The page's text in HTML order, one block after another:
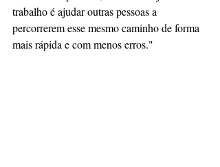
trabalho é ajudar outras pessoas a
percorrerem esse mesmo caminho de forma
mais rápida e com menos erros."